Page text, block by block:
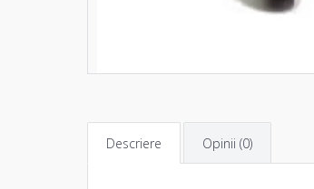
Descriere Opinii (0)